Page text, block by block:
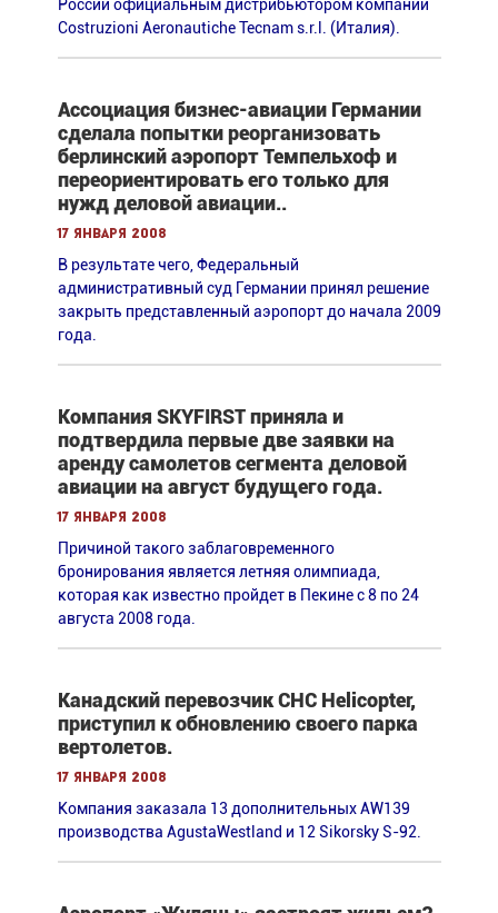
России официальным дистрибьютором компании
Costruziоni Aeronautiche Tecnam s.r.l. (Италия).
Ассоциация бизнес-авиации Германии
сделала попытки реорганизовать
берлинский аэропорт Темпельхоф и
переориентировать его только для
нужд деловой авиации..
17 января 2008
В результате чего, Федеральный
административный суд Германии принял решение
закрыть представленный аэропорт до начала 2009
года.
Компания SKYFIRST приняла и
подтвердила первые две заявки на
аренду самолетов сегмента деловой
авиации на август будущего года.
17 января 2008
Причиной такого заблаговременного
бронирования является летняя олимпиада,
которая как известно пройдет в Пекине с 8 по 24
августа 2008 года.
Канадский перевозчик CHC Helicopter,
приступил к обновлению своего парка
вертолетов.
17 января 2008
Компания заказала 13 дополнительных AW139
производства AgustaWestland и 12 Sikorsky S-92.